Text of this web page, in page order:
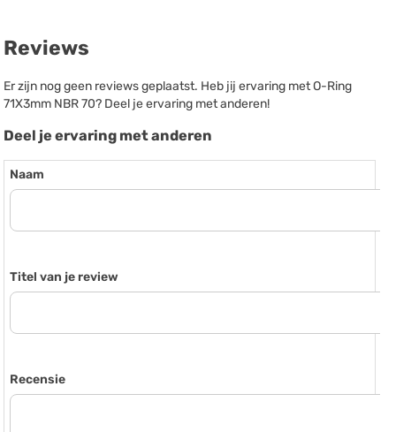
Reviews
Er zijn nog geen reviews geplaatst. Heb jij ervaring met O-Ring
71X3mm NBR 70? Deel je ervaring met anderen!
Deel je ervaring met anderen
Naam
Titel van je review
Recensie